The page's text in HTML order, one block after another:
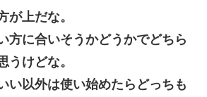
が上だな。
方に合いそうかどうかでどちら
うけどな。
い以外は使い始めたらどっちも